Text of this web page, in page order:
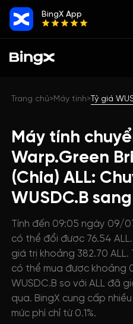
BingX App
Trang chủ>Máy tính>Tỷ giá
Máy tính
Warp.Green
(Chia) ALL:
WUSDC.B
Tính đến 09:05 ngày 09/
có thể đổi được 76.54
giá trị khoảng 382.70 ALL.
có thể mua được khoảng
WUSDC.B so với ALL đã
qua. BingX cung cấp
mức phí chỉ từ 0.1%.